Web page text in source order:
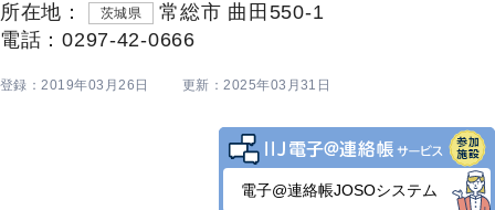
所在地： 茨城県
常総市 曲田550-1
電話：0297-42-0666
登録：2019年03月26日 更新：2025年03月31日
電子@連絡帳JOSOシステム